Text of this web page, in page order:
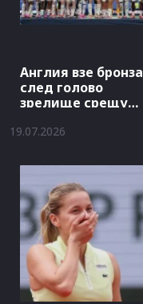
Англия взе бронза
след голово
зрелище срещу
19.07.2026